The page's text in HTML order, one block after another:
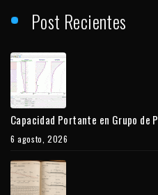
Post Recientes
Capacidad Portante en Grupo de
6 agosto, 2026